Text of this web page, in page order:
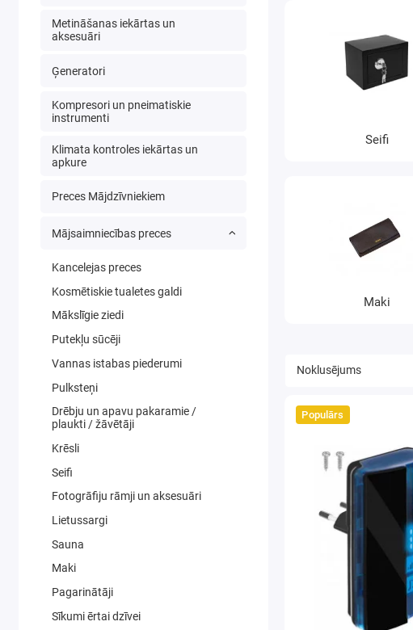
Metināšanas iekārtas un
aksesuāri
Ģeneratori
Kompresori un pneimatiskie
instrumenti
Klimata kontroles iekārtas un
apkure
Preces Mājdzīvniekiem
Mājsaimniecības preces
Kancelejas preces
Kosmētiskie tualetes galdi
Mākslīgie ziedi
Putekļu sūcēji
Vannas istabas piederumi
Pulksteņi
Drēbju un apavu pakaramie /
plaukti / žāvētāji
Krēsli
Seifi
Fotogrāfiju rāmji un aksesuāri
Lietussargi
Sauna
Maki
Pagarinātāji
Sīkumi ērtai dzīvei
Seifi
Maki
Populārs